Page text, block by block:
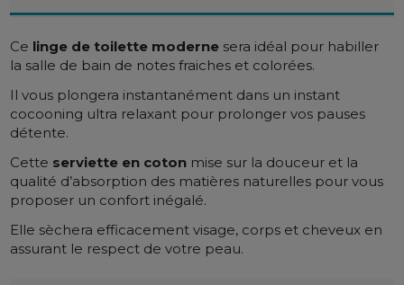
Ce linge de toilette moderne sera idéal pour habiller
la salle de bain de notes fraiches et colorées.
Il vous plongera instantanément dans un instant
cocooning ultra relaxant pour prolonger vos pauses
détente.
Cette serviette en coton mise sur la douceur et la
qualité d’absorption des matières naturelles pour vous
proposer un confort inégalé.
Elle sèchera efficacement visage, corps et cheveux en
assurant le respect de votre peau.